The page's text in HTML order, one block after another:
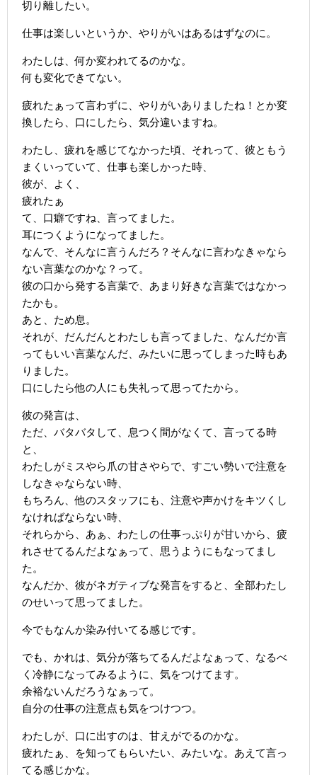
切り離したい。
仕事は楽しいというか、やりがいはあるはずなのに。
わたしは、何か変われてるのかな。
何も変化できてない。
疲れたぁって言わずに、やりがいありましたね！とか変
換したら、口にしたら、気分違いますね。
わたし、疲れを感じてなかった頃、それって、彼ともう
まくいっていて、仕事も楽しかった時、
彼が、よく、
疲れたぁ
て、口癖ですね、言ってました。
耳につくようになってました。
なんで、そんなに言うんだろ？そんなに言わなきゃなら
ない言葉なのかな？って。
彼の口から発する言葉で、あまり好きな言葉ではなかっ
たかも。
あと、ため息。
それが、だんだんとわたしも言ってました、なんだか言
ってもいい言葉なんだ、みたいに思ってしまった時もあ
りました。
口にしたら他の人にも失礼って思ってたから。
彼の発言は、
ただ、バタバタして、息つく間がなくて、言ってる時
と、
わたしがミスやら爪の甘さやらで、すごい勢いで注意を
しなきゃならない時、
もちろん、他のスタッフにも、注意や声かけをキツくし
なければならない時、
それらから、あぁ、わたしの仕事っぷりが甘いから、疲
れさせてるんだよなぁって、思うようにもなってまし
た。
なんだか、彼がネガティブな発言をすると、全部わたし
のせいって思ってました。
今でもなんか染み付いてる感じです。
でも、かれは、気分が落ちてるんだよなぁって、なるべ
く冷静になってみるように、気をつけてます。
余裕ないんだろうなぁって。
自分の仕事の注意点も気をつけつつ。
わたしが、口に出すのは、甘えがでるのかな。
疲れたぁ、を知ってもらいたい、みたいな。あえて言っ
てる感じかな。